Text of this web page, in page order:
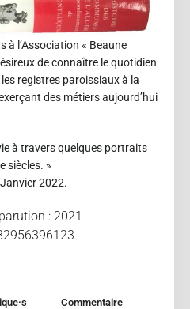
à l’Association « Beaune
de connaître le quotidien
registres paroissiaux à la
des métiers aujourd’hui
à travers quelques portraits
siècles. »
2022.
: 2021
Commentaire